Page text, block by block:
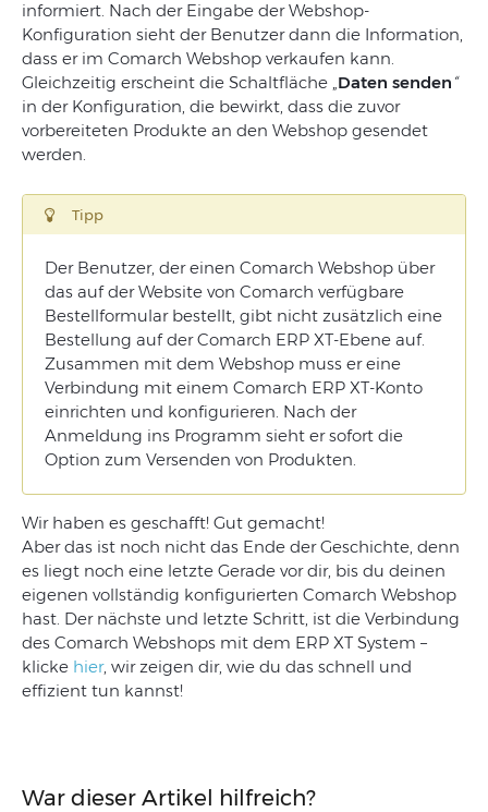
informiert. Nach der Eingabe der Webshop-
Konfiguration sieht der Benutzer dann die Information,
dass er im Comarch Webshop verkaufen kann.
Gleichzeitig erscheint die Schaltfläche „Daten senden “
in der Konfiguration, die bewirkt, dass die zuvor
vorbereiteten Produkte an den Webshop gesendet
werden.
Tipp
Der Benutzer, der einen Comarch Webshop über
das auf der Website von Comarch verfügbare
Bestellformular bestellt, gibt nicht zusätzlich eine
Bestellung auf der Comarch ERP XT-Ebene auf.
Zusammen mit dem Webshop muss er eine
Verbindung mit einem Comarch ERP XT-Konto
einrichten und konfigurieren. Nach der
Anmeldung ins Programm sieht er sofort die
Option zum Versenden von Produkten.
Wir haben es geschafft! Gut gemacht!
Aber das ist noch nicht das Ende der Geschichte, denn
es liegt noch eine letzte Gerade vor dir, bis du deinen
eigenen vollständig konfigurierten Comarch Webshop
hast. Der nächste und letzte Schritt, ist die Verbindung
des Comarch Webshops mit dem ERP XT System –
klicke hier, wir zeigen dir, wie du das schnell und
effizient tun kannst!
War dieser Artikel hilfreich?